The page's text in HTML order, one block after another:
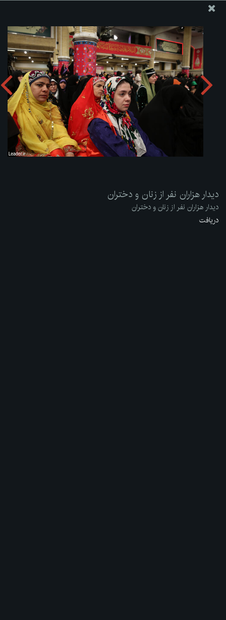
ارسال نامه
وجوهات
دیدار هزاران نفر از زنان و دختران دریافت آلبوم:zip
دیدار هزاران نفر از زنان و دختران
دیدار هزاران نفر از زنان و دختران
دریافت